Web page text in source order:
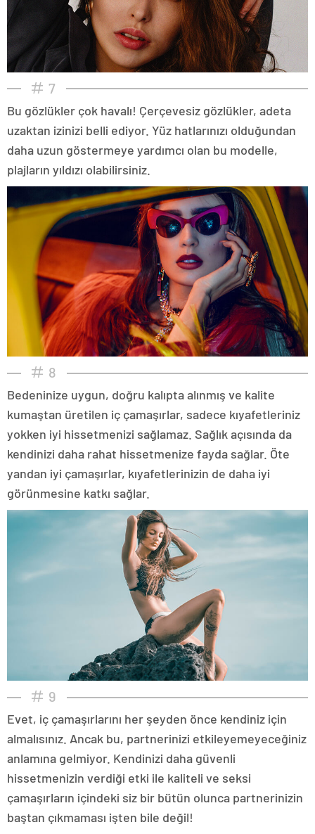
7
Bu gözlükler çok havalı! Çerçevesiz gözlükler, adeta
uzaktan izinizi belli ediyor. Yüz hatlarınızı olduğundan
daha uzun göstermeye yardımcı olan bu modelle,
plajların yıldızı olabilirsiniz.
8
Bedeninize uygun, doğru kalıpta alınmış ve kalite
kumaştan üretilen iç çamaşırlar, sadece kıyafetleriniz
yokken iyi hissetmenizi sağlamaz. Sağlık açısında da
kendinizi daha rahat hissetmenize fayda sağlar. Öte
yandan iyi çamaşırlar, kıyafetlerinizin de daha iyi
görünmesine katkı sağlar.
9
Evet, iç çamaşırlarını her şeyden önce kendiniz için
almalısınız. Ancak bu, partnerinizi etkileyemeyeceğiniz
anlamına gelmiyor. Kendinizi daha güvenli
hissetmenizin verdiği etki ile kaliteli ve seksi
çamaşırların içindeki siz bir bütün olunca partnerinizin
baştan çıkmaması işten bile değil!